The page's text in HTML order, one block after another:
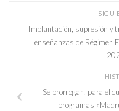
Implantación, supresión y
enseñanzas de Régimen
Se prorrogan, para el
programas